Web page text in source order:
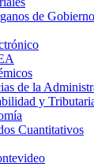
de Gobierno
de la
y
Cuantitativos